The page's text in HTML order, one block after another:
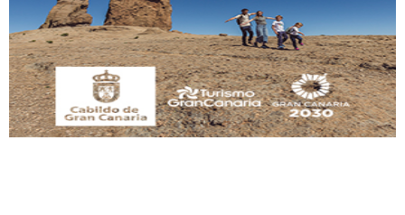
Este gato macho ha aparecido en la calle hace menos de un mes, es muy
manso y extremadamente cari...
Leales.org » Gran Canaria | 9.7.2025